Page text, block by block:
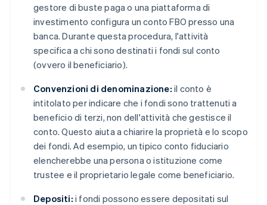
gestore di buste paga o una piattaforma di
investimento configura un conto FBO presso una
banca. Durante questa procedura, l'attività
specifica a chi sono destinati i fondi sul conto
(ovvero il beneficiario).
Convenzioni di denominazione: il conto è
intitolato per indicare che i fondi sono trattenuti a
beneficio di terzi, non dell'attività che gestisce il
conto. Questo aiuta a chiarire la proprietà e lo scopo
dei fondi. Ad esempio, un tipico conto fiduciario
elencherebbe una persona o istituzione come
trustee e il proprietario legale come beneficiario.
Depositi: i fondi possono essere depositati sul